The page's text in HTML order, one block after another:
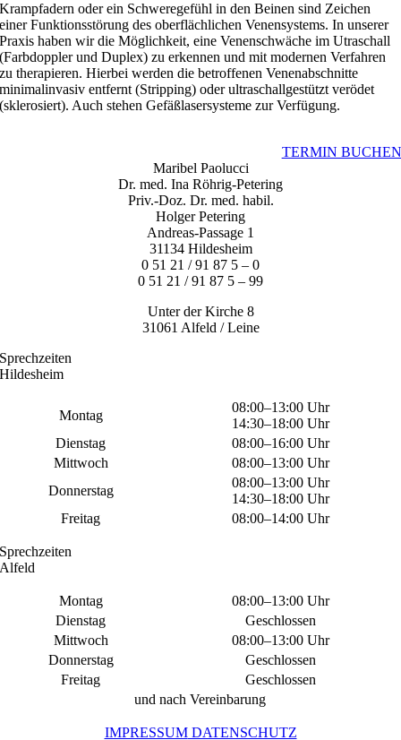
Krampfadern oder ein Schweregefühl in den Beinen sind Zeichen
einer Funktionsstörung des oberflächlichen Venensystems. In unserer
Praxis haben wir die Möglichkeit, eine Venenschwäche im Utraschall
(Farbdoppler und Duplex) zu erkennen und mit modernen Verfahren
zu therapieren. Hierbei werden die betroffenen Venenabschnitte
minimalinvasiv entfernt (Stripping) oder ultraschallgestützt verödet
(sklerosiert). Auch stehen Gefäßlasersysteme zur Verfügung.
TERMIN BUCHEN
Maribel Paolucci
Dr. med. Ina Röhrig-Petering
Priv.-Doz. Dr. med. habil.
Holger Petering
Andreas-Passage 1
31134 Hildesheim
0 51 21 / 91 87 5 – 0
0 51 21 / 91 87 5 – 99
Unter der Kirche 8
31061 Alfeld / Leine
Sprechzeiten
Hildesheim
Montag
08:00–13:00 Uhr
14:30–18:00 Uhr
Dienstag
08:00–16:00 Uhr
Mittwoch
08:00–13:00 Uhr
Donnerstag
08:00–13:00 Uhr
14:30–18:00 Uhr
Freitag
08:00–14:00 Uhr
Sprechzeiten
Alfeld
Montag
08:00–13:00 Uhr
Dienstag
Geschlossen
Mittwoch
08:00–13:00 Uhr
Donnerstag
Geschlossen
Freitag
Geschlossen
und nach Vereinbarung
IMPRESSUMDATENSCHUTZ